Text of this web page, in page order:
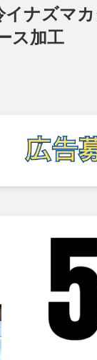
イナズ
ス加工